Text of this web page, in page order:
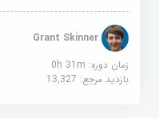
Grant Skinner
زمان دوره: 0h 31m
بازدید مرجع:13,327